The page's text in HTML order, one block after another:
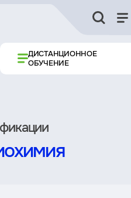
ДИСТАНЦИОННОЕ
ОБУЧЕНИЕ